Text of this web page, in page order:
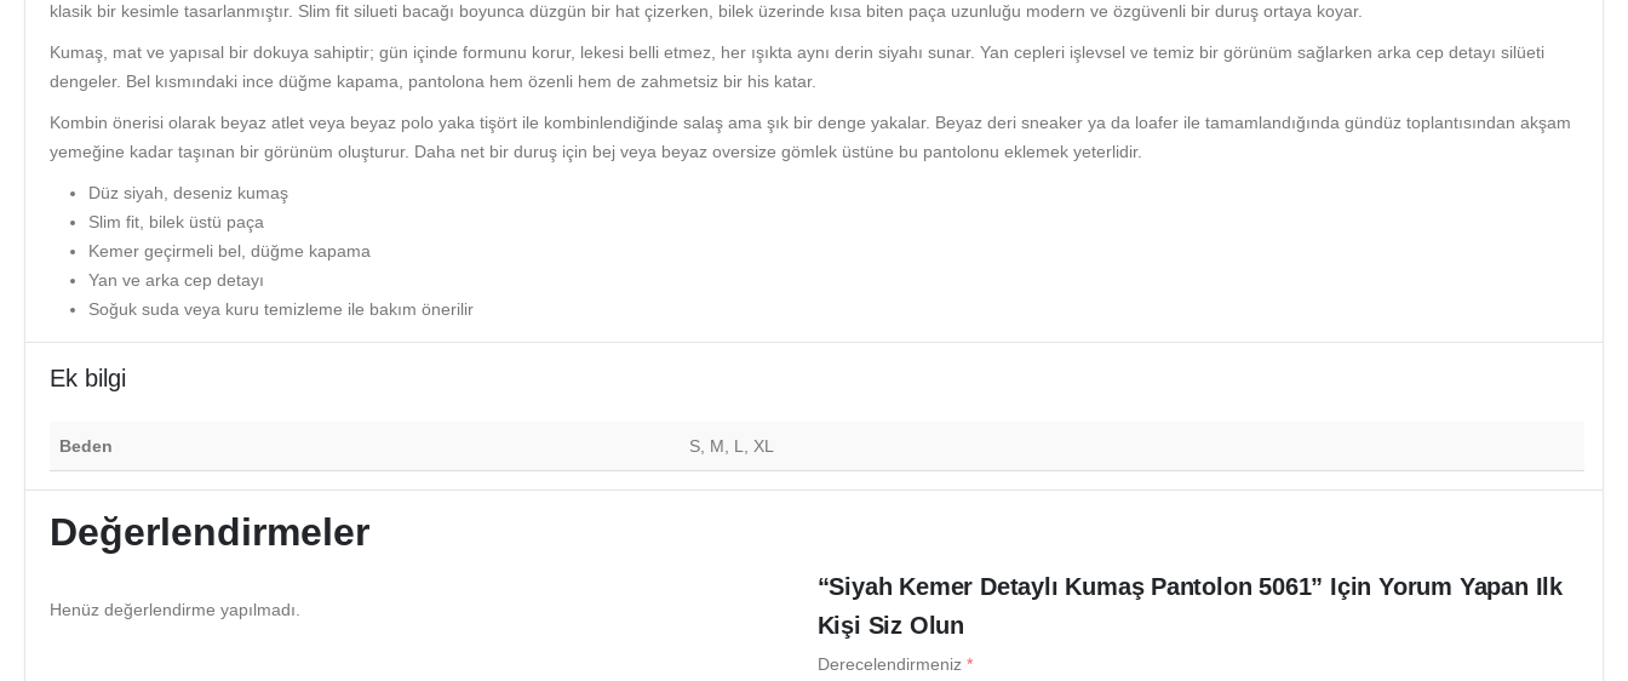
klasik bir kesimle tasarlanmıştır. Slim fit silueti bacağı boyunca düzgün bir hat çizerken, bilek üzerinde kısa biten paça uzunluğu modern ve özgüvenli bir duruş ortaya koyar.
Kumaş, mat ve yapısal bir dokuya sahiptir; gün içinde formunu korur, lekesi belli etmez, her ışıkta aynı derin siyahı sunar. Yan cepleri işlevsel ve temiz bir görünüm sağlarken arka cep detayı silüeti
dengeler. Bel kısmındaki ince düğme kapama, pantolona hem özenli hem de zahmetsiz bir his katar.
Kombin önerisi olarak beyaz atlet veya beyaz polo yaka tişört ile kombinlendiğinde salaş ama şık bir denge yakalar. Beyaz deri sneaker ya da loafer ile tamamlandığında gündüz toplantısından akşam
yemeğine kadar taşınan bir görünüm oluşturur. Daha net bir duruş için bej veya beyaz oversize gömlek üstüne bu pantolonu eklemek yeterlidir.
Düz siyah, deseniz kumaş
Slim fit, bilek üstü paça
Kemer geçirmeli bel, düğme kapama
Yan ve arka cep detayı
Soğuk suda veya kuru temizleme ile bakım önerilir
Ek bilgi
Beden S, M, L, XL
Değerlendirmeler
Henüz değerlendirme yapılmadı.
“Siyah Kemer Detaylı Kumaş Pantolon 5061” Için Yorum Yapan Ilk
Kişi Siz Olun
Derecelendirmeniz *